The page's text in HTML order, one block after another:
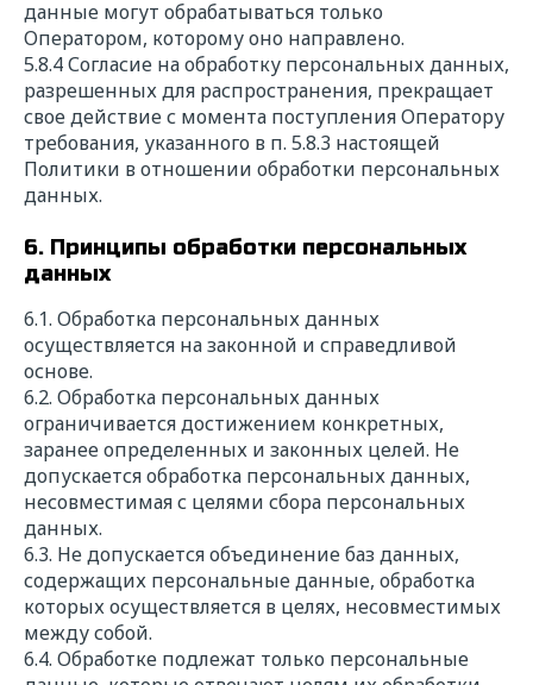
данные могут обрабатываться только
Оператором, которому оно направлено.
5.8.4 Согласие на обработку персональных данных,
разрешенных для распространения, прекращает
свое действие с момента поступления Оператору
требования, указанного в п. 5.8.3 настоящей
Политики в отношении обработки персональных
данных.
6. Принципы обработки персональных
данных
6.1. Обработка персональных данных
осуществляется на законной и справедливой
основе.
6.2. Обработка персональных данных
ограничивается достижением конкретных,
заранее определенных и законных целей. Не
допускается обработка персональных данных,
несовместимая с целями сбора персональных
данных.
6.3. Не допускается объединение баз данных,
содержащих персональные данные, обработка
которых осуществляется в целях, несовместимых
между собой.
6.4. Обработке подлежат только персональные
Мы свяжемся с вами в ближайшее время для
уточнения деталей расчета и в короткие
сроки подготовим коммерческое
предложение с выгодными условиями
сотрудничества.
* — поля обязательные для заполнения
Телефон*
E-mail*
Сообщение*